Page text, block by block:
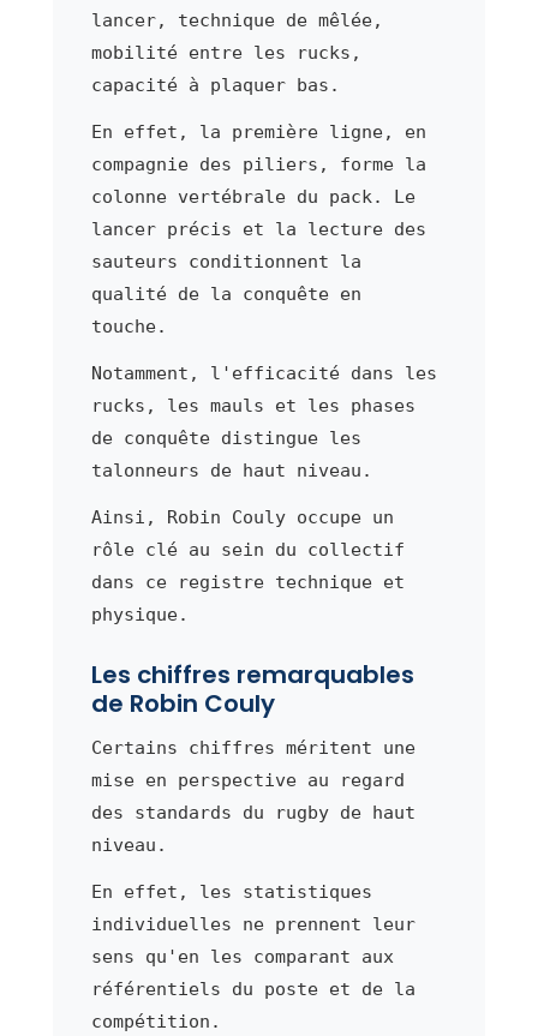
lancer, technique de mêlée,
mobilité entre les rucks,
capacité à plaquer bas.
En effet, la première ligne, en
compagnie des piliers, forme la
colonne vertébrale du pack. Le
lancer précis et la lecture des
sauteurs conditionnent la
qualité de la conquête en
touche.
Notamment, l'efficacité dans les
rucks, les mauls et les phases
de conquête distingue les
talonneurs de haut niveau.
Ainsi, Robin Couly occupe un
rôle clé au sein du collectif
dans ce registre technique et
physique.
Les chiffres remarquables
de Robin Couly
Certains chiffres méritent une
mise en perspective au regard
des standards du rugby de haut
niveau.
En effet, les statistiques
individuelles ne prennent leur
sens qu'en les comparant aux
référentiels du poste et de la
compétition.